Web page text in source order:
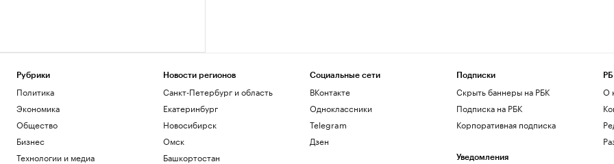
Рубрики
Политика
Экономика
Общество
Бизнес
Технологии и медиа
Новости регионов
Санкт-Петербург и область
Екатеринбург
Новосибирск
Омск
Башкортостан
Социальные сети
ВКонтакте
Одноклассники
Telegram
Дзен
Подписки
Скрыть баннеры на РБК
Подписка на РБК
Корпоративная подписка
Уведомления
О